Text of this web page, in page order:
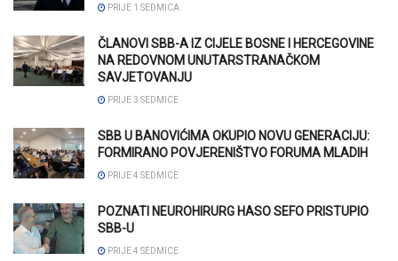
PRIJE 1 SEDMICA
ČLANOVI SBB-A IZ CIJELE BOSNE I HERCEGOVINE
NA REDOVNOM UNUTARSTRANAČKOM
SAVJETOVANJU
PRIJE 3 SEDMICE
SBB U BANOVIĆIMA OKUPIO NOVU GENERACIJU:
FORMIRANO POVJERENIŠTVO FORUMA MLADIH
PRIJE 4 SEDMICE
POZNATI NEUROHIRURG HASO SEFO PRISTUPIO
SBB-U
PRIJE 4 SEDMICE